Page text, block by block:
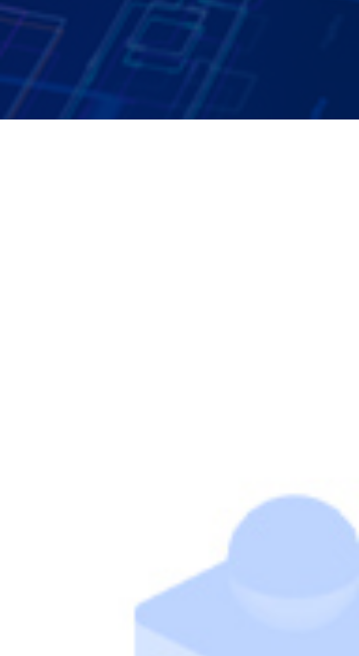
コクヨ株式会社 Executive Adviser of AI str
ategy
株式会社カウネット社外取締役
(株)イー・エージェンシー 非常勤取締役
AIトランスフォーメーションを推進するAIX partner(株) 代表取締
役。AIdiver特命副編集長。三井住友カード Head of AI Innovatio
n、カウネット社外取締役、マイナビ Executive AI Adviserなど
三井住友カード株式会社 Head of AI Innovation
コクヨ株式会社 Executive Adviser of AI strategy
株式会社カウネット社外取締役